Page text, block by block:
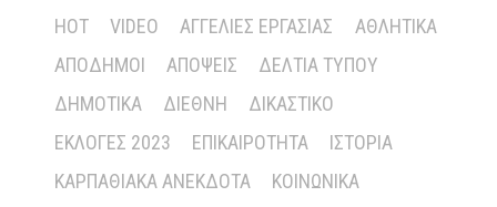
HOT
VIDEO ΑΓΓΕΛΊΕΣ ΕΡΓΑΣΊΑΣ
ΑΘΛΗΤΙΚΆ
ΑΠΌΔΗΜΟΙ
ΑΠΌΨΕΙΣ
ΔΕΛΤΊΑ ΤΎΠΟΥ
ΔΗΜΟΤΙΚΆ
ΔΙΕΘΝΉ
ΔΙΚΑΣΤΙΚΌ
ΕΚΛΟΓΈΣ 2023
ΕΠΙΚΑΙΡΌΤΗΤΑ
ΙΣΤΟΡΊΑ
ΚΑΡΠΑΘΙΑΚΆ ΑΝΈΚΔΟΤΑ
ΚΟΙΝΩΝΙΚΆ